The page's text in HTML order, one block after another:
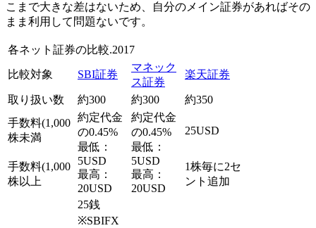
こまで大きな差はないため、自分のメイン証券があればその
まま利用して問題ないです。
各ネット証券の比較.2017
比較対象 SBI証券
マネック
ス証券
楽天証券
取り扱い数 約300 約300
約350
手数料(1,000
株未満
約定代金
の0.45%
最低：
5USD
最高：
20USD
約定代金
の0.45%
最低：
5USD
最高：
20USD
25USD
手数料(1,000
株以上
1株毎に2セ
ント追加
25銭
※SBIFX